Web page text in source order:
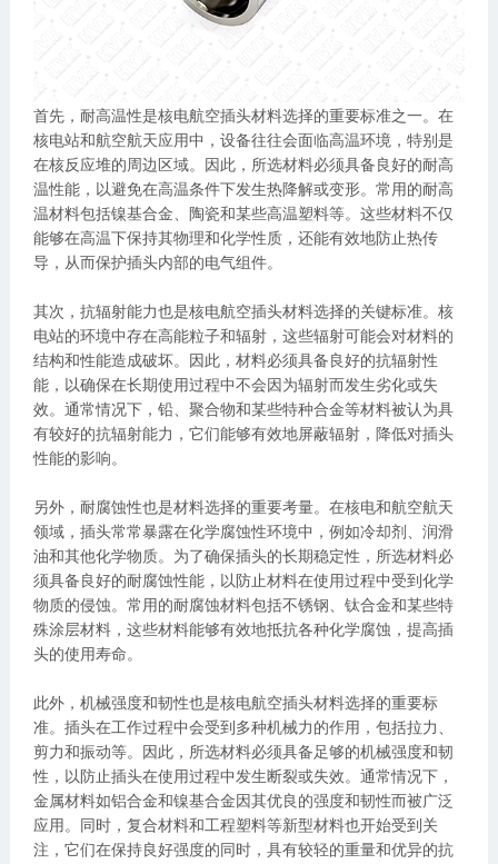
首先，耐高温性是核电航空插头材料选择的重要标准之一。在
核电站和航空航天应用中，设备往往会面临高温环境，特别是
在核反应堆的周边区域。因此，所选材料必须具备良好的耐高
温性能，以避免在高温条件下发生热降解或变形。常用的耐高
温材料包括镍基合金、陶瓷和某些高温塑料等。这些材料不仅
能够在高温下保持其物理和化学性质，还能有效地防止热传
导，从而保护插头内部的电气组件。
其次，抗辐射能力也是核电航空插头材料选择的关键标准。核
电站的环境中存在高能粒子和辐射，这些辐射可能会对材料的
结构和性能造成破坏。因此，材料必须具备良好的抗辐射性
能，以确保在长期使用过程中不会因为辐射而发生劣化或失
效。通常情况下，铅、聚合物和某些特种合金等材料被认为具
有较好的抗辐射能力，它们能够有效地屏蔽辐射，降低对插头
性能的影响。
另外，耐腐蚀性也是材料选择的重要考量。在核电和航空航天
领域，插头常常暴露在化学腐蚀性环境中，例如冷却剂、润滑
油和其他化学物质。为了确保插头的长期稳定性，所选材料必
须具备良好的耐腐蚀性能，以防止材料在使用过程中受到化学
物质的侵蚀。常用的耐腐蚀材料包括不锈钢、钛合金和某些特
殊涂层材料，这些材料能够有效地抵抗各种化学腐蚀，提高插
头的使用寿命。
此外，机械强度和韧性也是核电航空插头材料选择的重要标
准。插头在工作过程中会受到多种机械力的作用，包括拉力、
剪力和振动等。因此，所选材料必须具备足够的机械强度和韧
性，以防止插头在使用过程中发生断裂或失效。通常情况下，
金属材料如铝合金和镍基合金因其优良的强度和韧性而被广泛
应用。同时，复合材料和工程塑料等新型材料也开始受到关
注，它们在保持良好强度的同时，具有较轻的重量和优异的抗